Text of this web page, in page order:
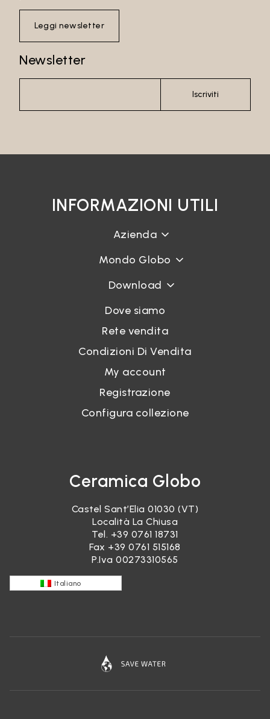
Leggi newsletter
Newsletter
Iscriviti
INFORMAZIONI UTILI
Azienda
Mondo Globo
Download
Dove siamo
Rete vendita
Condizioni Di Vendita
My account
Registrazione
Configura collezione
Ceramica Globo
Castel Sant’Elia 01030 (VT)
Località La Chiusa
Tel. +39 0761 18731
Fax +39 0761 515168
P.Iva 00273310565
Italiano